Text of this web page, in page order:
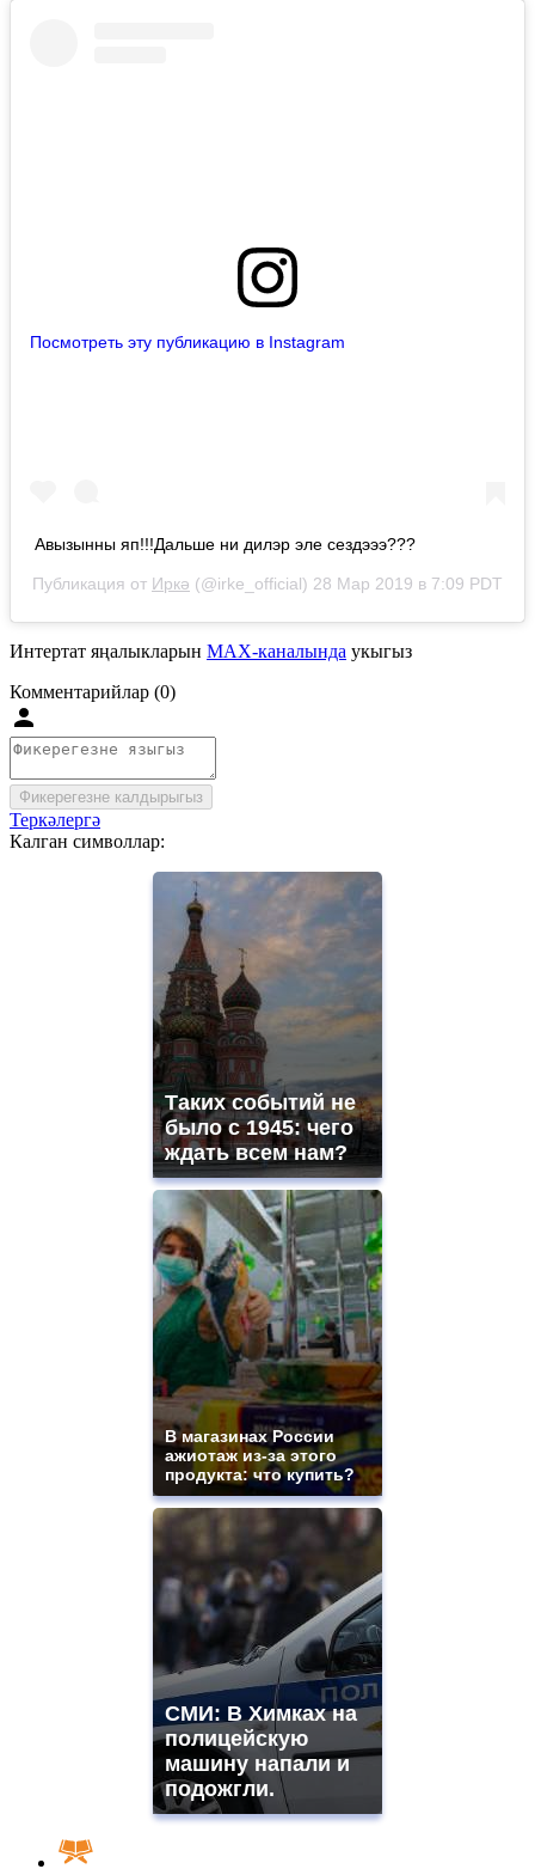
Посмотреть эту публикацию в Instagram
Авызынны яп!!!Дальше ни дилэр эле сездэээ???
Публикация от Иркә (@irke_official) 28 Мар 2019 в 7:09 PDT
Интертат яңалыкларын MAX-каналында укыгыз
Комментарийлар (0)
Фикерегезне калдырыгыз
Теркәлергә
Калган символлар:
Таких событий не
было с 1945: чего
ждать всем нам?
В магазинах России
ажиотаж из-за этого
продукта: что купить?
СМИ: В Химках на
полицейскую
машину напали и
подожгли.